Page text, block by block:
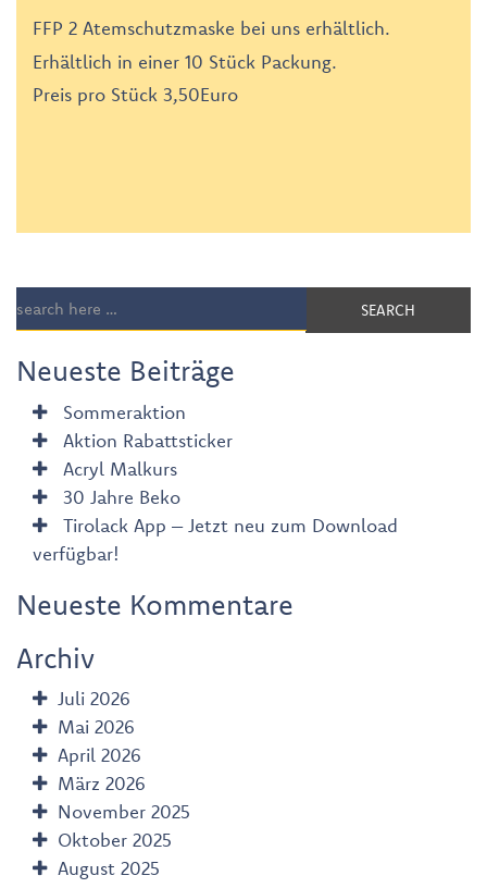
FFP 2 Atemschutzmaske bei uns erhältlich.
Erhältlich in einer 10 Stück Packung.
Preis pro Stück 3,50Euro
SEARCH
Neueste Beiträge
Sommeraktion
Aktion Rabattsticker
Acryl Malkurs
30 Jahre Beko
Tirolack App – Jetzt neu zum Download
verfügbar!
Neueste Kommentare
Archiv
Juli 2026
Mai 2026
April 2026
März 2026
November 2025
Oktober 2025
August 2025